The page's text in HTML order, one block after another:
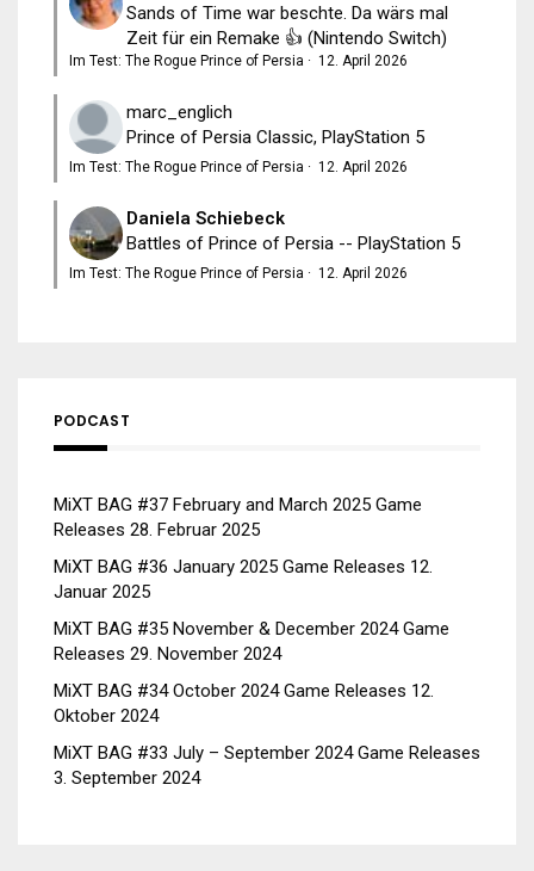
Sands of Time war beschte. Da wärs mal
Zeit für ein Remake 👍 (Nintendo Switch)
Im Test: The Rogue Prince of Persia · 12. April 2026
marc_englich
Prince of Persia Classic, PlayStation 5
Im Test: The Rogue Prince of Persia · 12. April 2026
Daniela Schiebeck
Battles of Prince of Persia -- PlayStation 5
Im Test: The Rogue Prince of Persia · 12. April 2026
PODCAST
MiXT BAG #37 February and March 2025 Game
Releases 28. Februar 2025
MiXT BAG #36 January 2025 Game Releases 12.
Januar 2025
MiXT BAG #35 November & December 2024 Game
Releases 29. November 2024
MiXT BAG #34 October 2024 Game Releases 12.
Oktober 2024
MiXT BAG #33 July – September 2024 Game Releases
3. September 2024